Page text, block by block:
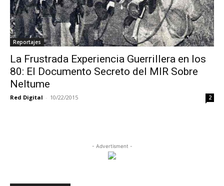
Reportajes
La Frustrada Experiencia Guerrillera en los
80: El Documento Secreto del MIR Sobre
Neltume
Red Digital - 10/22/2015 2
- Advertisment -